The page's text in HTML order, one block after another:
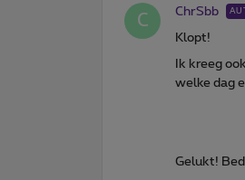
C ChrSbb
Klopt!
Ik kreeg
welke dag
Gelukt!